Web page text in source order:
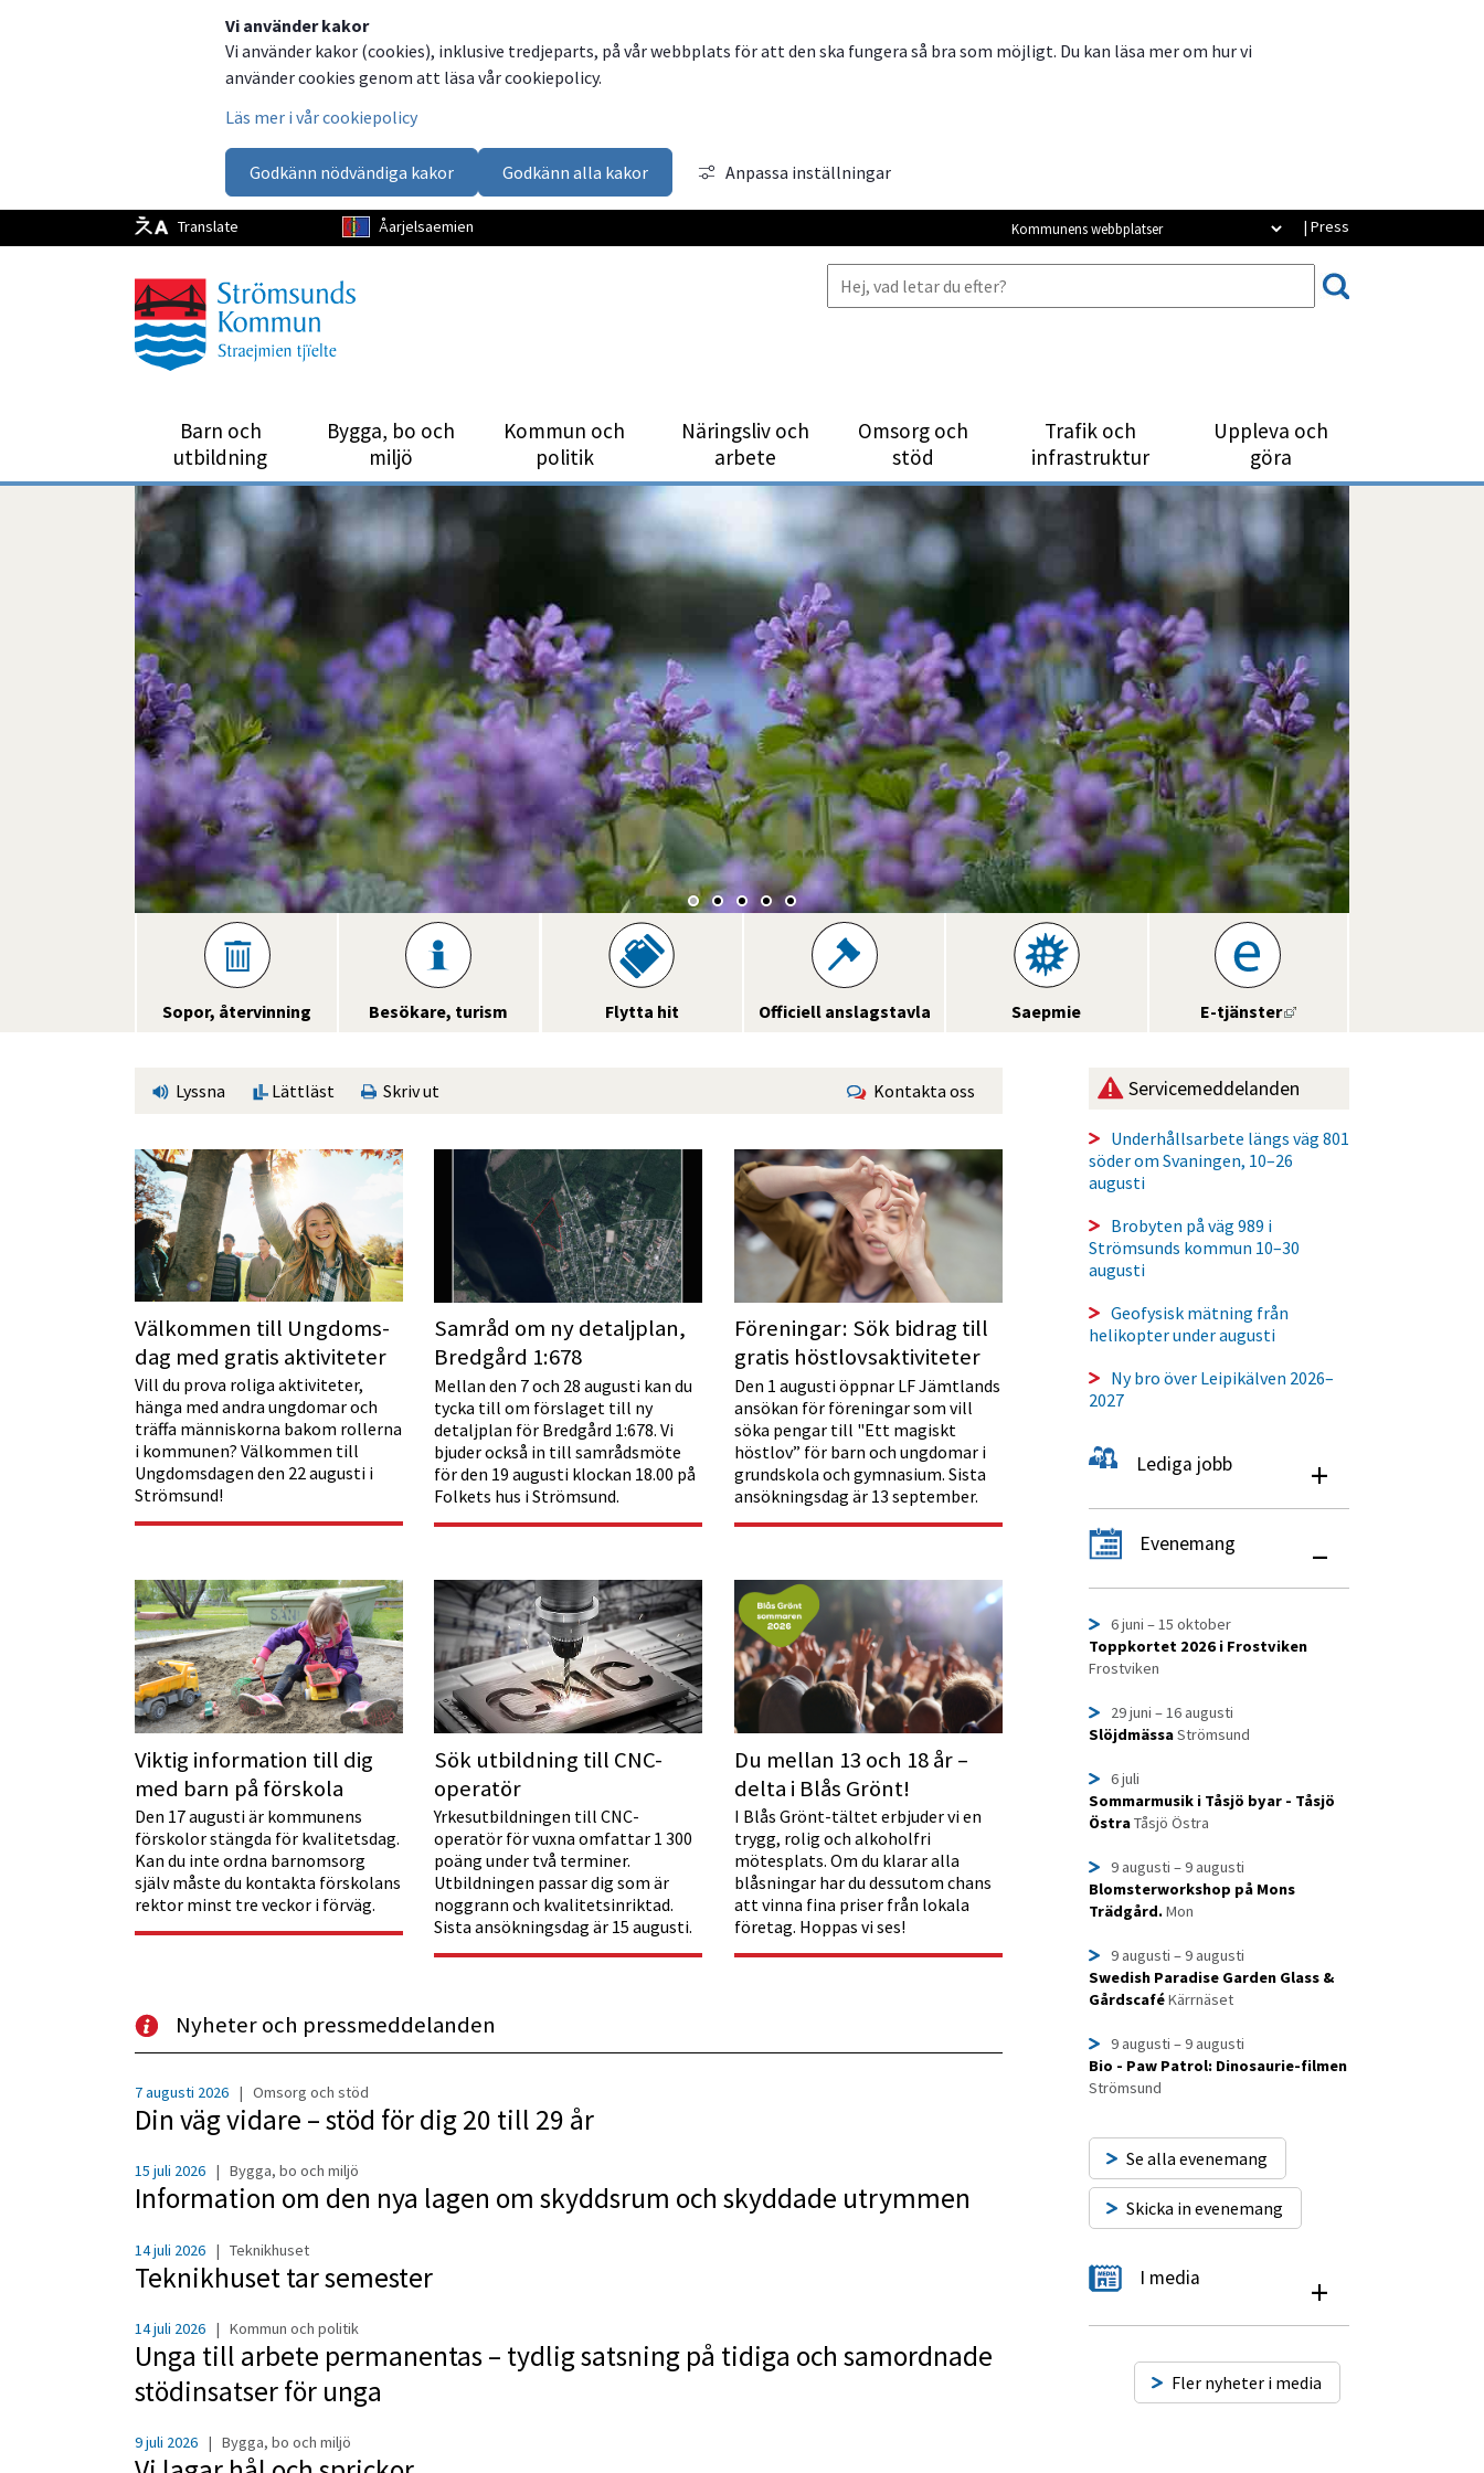
Vi använder kakor
Vi använder kakor (cookies), inklusive tredjeparts, på vår webbplats för att den ska fungera så bra som möjligt. Du kan läsa mer om hur vi
använder cookies genom att läsa vår cookiepolicy.
Läs mer i vår cookiepolicy
Godkänn nödvändiga kakor Godkänn alla kakor Anpassa inställningar
Translate Åarjelsaemien | Press
Kommunens webbplatser
Barn och
utbild­ning
Bygga, bo och
miljö
Kommun och
politik
Närings­liv och
arbete
Omsorg och
stöd
Trafik och
infrastruktur
Uppleva och
göra
Sopor, återvinning Besökare, turism Flytta hit Officiell anslagstavla Saepmie E-tjänster Länk till annan
Lyssna Lättläst Skriv ut Kontakta oss
Välkommen till Ungdoms­
dag med gratis aktiviteter
Vill du prova roliga aktiviteter,
hänga med andra ungdomar och
träffa människorna bakom rollerna
i kommunen? Välkommen till
Ungdomsdagen den 22 augusti i
Strömsund!
Samråd om ny detaljplan,
Bredgård 1:678
Mellan den 7 och 28 augusti kan du
tycka till om förslaget till ny
detaljplan för Bredgård 1:678. Vi
bjuder också in till samrådsmöte
för den 19 augusti klockan 18.00 på
Folkets hus i Strömsund.
Föreningar: Sök bidrag till
gratis höstlovsaktiviteter
Den 1 augusti öppnar LF Jämtlands
ansökan för föreningar som vill
söka pengar till "Ett magiskt
höstlov” för barn och ungdomar i
grundskola och gymnasium. Sista
ansökningsdag är 13 september.
Viktig information till dig
med barn på förskola
Den 17 augusti är kommunens
förskolor stängda för kvalitetsdag.
Kan du inte ordna barnomsorg
själv måste du kontakta förskolans
rektor minst tre veckor i förväg.
Sök utbildning till CNC-
operatör
Yrkesutbildningen till CNC-
operatör för vuxna omfattar 1 300
poäng under två terminer.
Utbildningen passar dig som är
noggrann och kvalitetsinriktad.
Sista ansökningsdag är 15 augusti.
Du mellan 13 och 18 år –
delta i Blås Grönt!
I Blås Grönt-tältet erbjuder vi en
trygg, rolig och alkoholfri
mötesplats. Om du klarar alla
blåsningar har du dessutom chans
att vinna fina priser från lokala
företag. Hoppas vi ses!
Nyheter och pressmeddelanden
7 augusti 2026 | Omsorg och stöd
Din väg vidare – stöd för dig 20 till 29 år
15 juli 2026 | Bygga, bo och miljö
Information om den nya lagen om skyddsrum och skyddade utrymmen
14 juli 2026 | Teknikhuset
Teknikhuset tar semester
14 juli 2026 | Kommun och politik
Unga till arbete permanentas – tydlig satsning på tidiga och samordnade
stödinsatser för unga
9 juli 2026 | Bygga, bo och miljö
Service­meddelanden
Underhållsarbete längs väg 801
söder om Svaningen, 10–26
augusti
Brobyten på väg 989 i
Strömsunds kommun 10–30
augusti
Geofysisk mätning från
helikopter under augusti
Ny bro över Leipikälven 2026–
2027
Lediga jobb +
Evenemang –
6 juni – 15 oktober
Toppkortet 2026 i Frostviken
Frostviken
29 juni – 16 augusti
SlöjdmässaStrömsund
6 juli
Sommarmusik i Tåsjö byar - Tåsjö
ÖstraTåsjö Östra
9 augusti – 9 augusti
Blomsterworkshop på Mons
Trädgård.Mon
9 augusti – 9 augusti
Swedish Paradise Garden Glass &
GårdscaféKärrnäset
9 augusti – 9 augusti
Bio - Paw Patrol: Dinosaurie-filmen
Strömsund
Se alla evenemang
Skicka in evenemang
I media +
Fler nyheter i media